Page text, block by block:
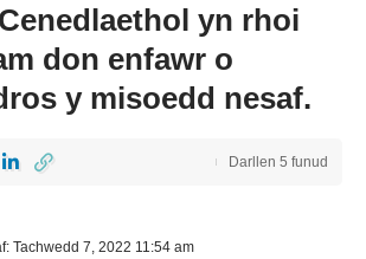
yn rhoi
don enfawr o
y misoedd nesaf.
Tachwedd 7, 2022 11:54 am
Darllen 5 funud